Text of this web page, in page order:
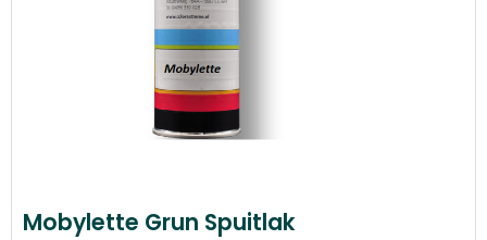
Mobylette Grun Spuitlak